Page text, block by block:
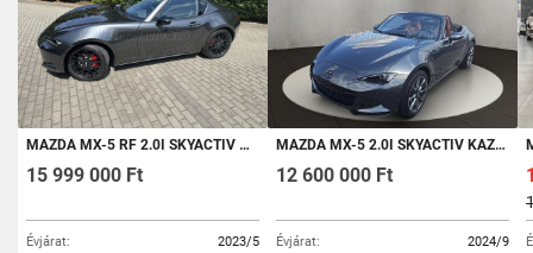
MAZDA MX-5 RF 2.0I SKYACTIV HOMURA
15 999 000 Ft
Évjárat:
2023/5
MAZDA MX-5 2.0I SKYACTIV KAZARI SÉRÜLÉSMENTES BOSE HIFI LED-MÁTRIX FÉNYSZÓRÓ
12 600 000 Ft
Évjárat:
2024/9